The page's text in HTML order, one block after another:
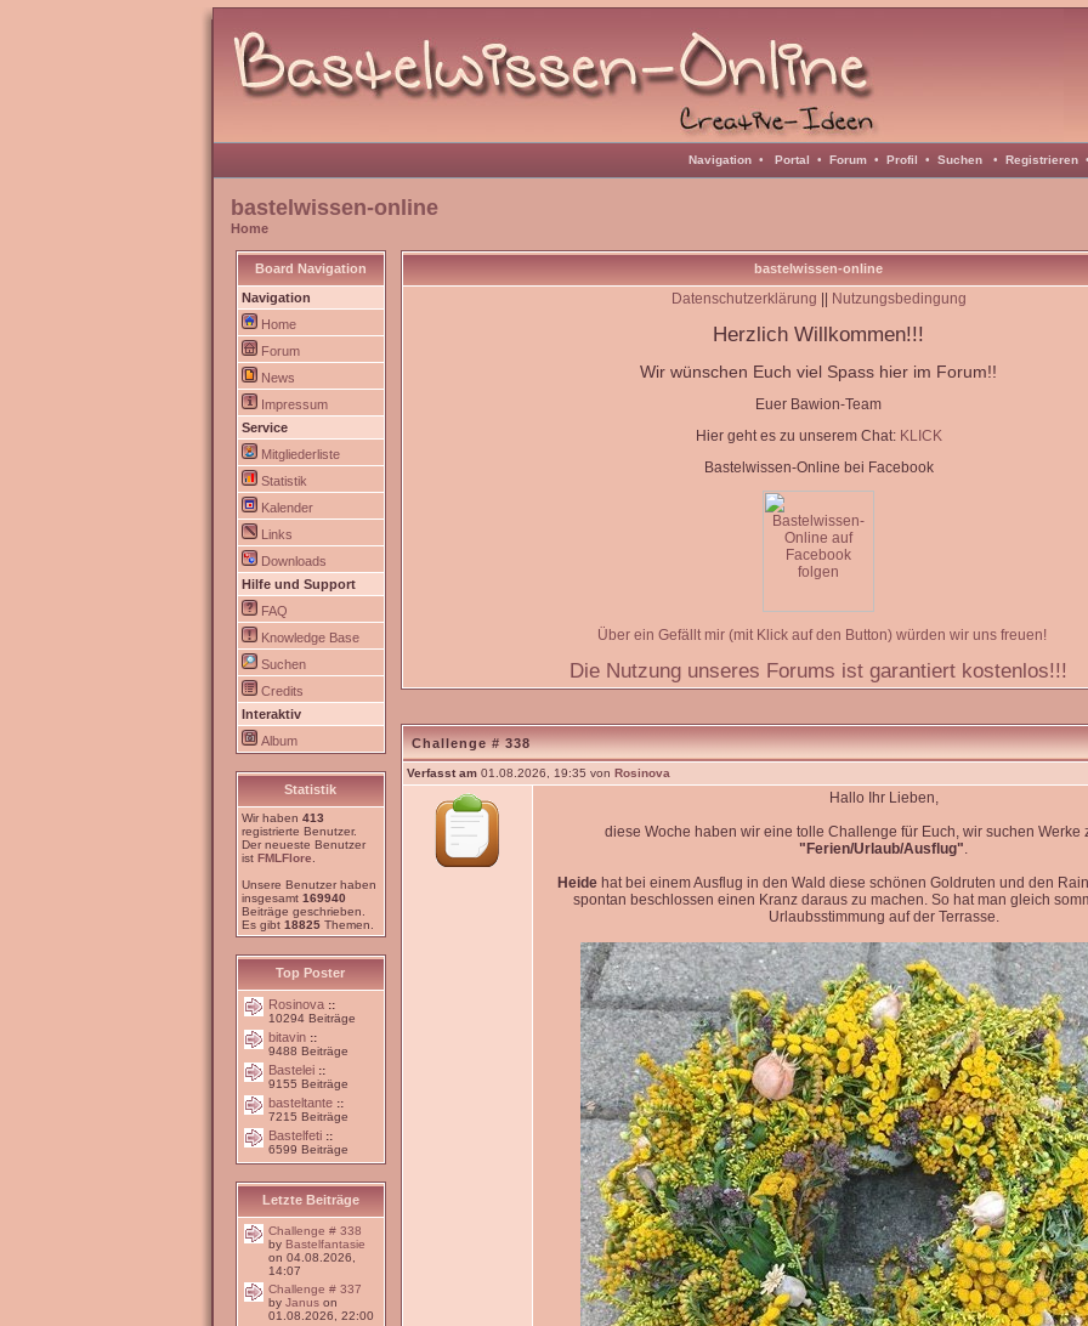
Navigation• Portal • Forum• Profil • Suchen• Registrieren
bastelwissen-online
Home
Board Navigation
Navigation
Home
Forum
News
Impressum
Service
Mitgliederliste
Statistik
Kalender
Links
Downloads
Hilfe und Support
FAQ
Knowledge Base
Suchen
Credits
Interaktiv
Album
Statistik
Wir haben 413
registrierte Benutzer.
Der neueste Benutzer
ist FMLFlore
Unsere Benutzer haben
insgesamt 169940
Beiträge geschrieben.
Es gibt 18825Themen.
Top Poster
Rosinova ::
10294 Beiträge
bitavin ::
9488 Beiträge
Bastelei ::
9155 Beiträge
basteltante ::
7215 Beiträge
Bastelfeti ::
6599 Beiträge
Letzte Beiträge
Challenge # 338
by Bastelfantasie
on 04.08.2026,
14:07
Challenge # 337
by Januson
01.08.2026, 22:00
bastelwissen-online
Datenschutzerklärung Nutzungsbedingung
Herzlich Willkommen!!!
Wir wünschen Euch viel Spass hier im Forum!!
Euer Bawion-Team
Hier geht es zu unserem Chat: KLICK
Bastelwissen-Online bei Facebook
Über ein Gefällt mir (mit Klick auf den Button) würden wir uns freuen!
Die Nutzung unseres Forums ist garantiert kostenlos!!!
Challenge # 338
Verfasst am01.08.2026, 19:35 von Rosinova
Hallo Ihr Lieben,
diese Woche haben wir eine tolle Challenge für Euch, wir suchen Werke
"Ferien/Urlaub/Ausflug".
Heide hat bei einem Ausflug in den Wald diese schönen Goldruten und den
spontan beschlossen einen Kranz daraus zu machen. So hat man gleich
Urlaubsstimmung auf der Terrasse.